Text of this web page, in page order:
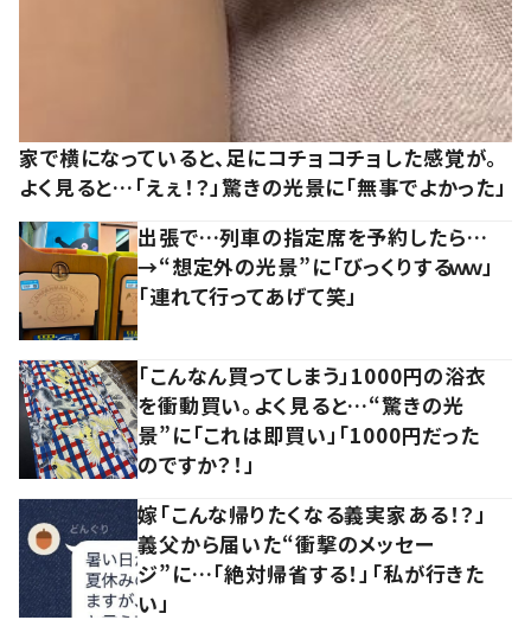
家で横になっていると、足にコチョコチョした感覚が。
よく見ると…「えぇ！？」驚きの光景に「無事でよかった」
出張で…列車の指定席を予約したら…
→“想定外の光景”に「びっくりするｗｗ」
「連れて行ってあげて笑」
「こんなん買ってしまう」1000円の浴衣
を衝動買い。よく見ると…“驚きの光
景”に「これは即買い」「1000円だった
のですか？！」
嫁「こんな帰りたくなる義実家ある！？」
義父から届いた“衝撃のメッセー
ジ”に…「絶対帰省する！」「私が行きた
い」